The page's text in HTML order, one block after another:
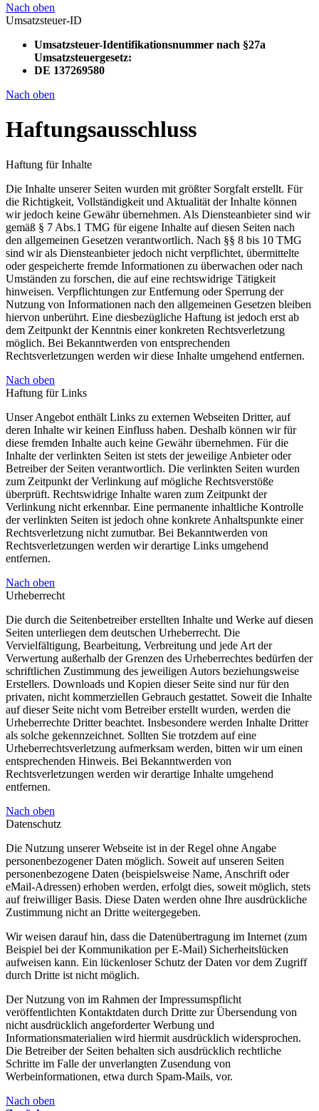
Nach oben
Umsatzsteuer-ID
Umsatzsteuer-Identifikationsnummer nach §27a
Umsatzsteuergesetz:
DE 137269580
Nach oben
Haftungsausschluss
Haftung für Inhalte
Die Inhalte unserer Seiten wurden mit größter Sorgfalt erstellt. Für
die Richtigkeit, Vollständigkeit und Aktualität der Inhalte können
wir jedoch keine Gewähr übernehmen. Als Diensteanbieter sind wir
gemäß § 7 Abs.1 TMG für eigene Inhalte auf diesen Seiten nach
den allgemeinen Gesetzen verantwortlich. Nach §§ 8 bis 10 TMG
sind wir als Diensteanbieter jedoch nicht verpflichtet, übermittelte
oder gespeicherte fremde Informationen zu überwachen oder nach
Umständen zu forschen, die auf eine rechtswidrige Tätigkeit
hinweisen. Verpflichtungen zur Entfernung oder Sperrung der
Nutzung von Informationen nach den allgemeinen Gesetzen bleiben
hiervon unberührt. Eine diesbezügliche Haftung ist jedoch erst ab
dem Zeitpunkt der Kenntnis einer konkreten Rechtsverletzung
möglich. Bei Bekanntwerden von entsprechenden
Rechtsverletzungen werden wir diese Inhalte umgehend entfernen.
Nach oben
Haftung für Links
Unser Angebot enthält Links zu externen Webseiten Dritter, auf
deren Inhalte wir keinen Einfluss haben. Deshalb können wir für
diese fremden Inhalte auch keine Gewähr übernehmen. Für die
Inhalte der verlinkten Seiten ist stets der jeweilige Anbieter oder
Betreiber der Seiten verantwortlich. Die verlinkten Seiten wurden
zum Zeitpunkt der Verlinkung auf mögliche Rechtsverstöße
überprüft. Rechtswidrige Inhalte waren zum Zeitpunkt der
Verlinkung nicht erkennbar. Eine permanente inhaltliche Kontrolle
der verlinkten Seiten ist jedoch ohne konkrete Anhaltspunkte einer
Rechtsverletzung nicht zumutbar. Bei Bekanntwerden von
Rechtsverletzungen werden wir derartige Links umgehend
entfernen.
Nach oben
Urheberrecht
Die durch die Seitenbetreiber erstellten Inhalte und Werke auf diesen
Seiten unterliegen dem deutschen Urheberrecht. Die
Vervielfältigung, Bearbeitung, Verbreitung und jede Art der
Verwertung außerhalb der Grenzen des Urheberrechtes bedürfen der
schriftlichen Zustimmung des jeweiligen Autors beziehungsweise
Erstellers. Downloads und Kopien dieser Seite sind nur für den
privaten, nicht kommerziellen Gebrauch gestattet. Soweit die Inhalte
auf dieser Seite nicht vom Betreiber erstellt wurden, werden die
Urheberrechte Dritter beachtet. Insbesondere werden Inhalte Dritter
als solche gekennzeichnet. Sollten Sie trotzdem auf eine
Urheberrechtsverletzung aufmerksam werden, bitten wir um einen
entsprechenden Hinweis. Bei Bekanntwerden von
Rechtsverletzungen werden wir derartige Inhalte umgehend
entfernen.
Nach oben
Datenschutz
Die Nutzung unserer Webseite ist in der Regel ohne Angabe
personenbezogener Daten möglich. Soweit auf unseren Seiten
personenbezogene Daten (beispielsweise Name, Anschrift oder
eMail-Adressen) erhoben werden, erfolgt dies, soweit möglich, stets
auf freiwilliger Basis. Diese Daten werden ohne Ihre ausdrückliche
Zustimmung nicht an Dritte weitergegeben.
Wir weisen darauf hin, dass die Datenübertragung im Internet (zum
Beispiel bei der Kommunikation per E-Mail) Sicherheitslücken
aufweisen kann. Ein lückenloser Schutz der Daten vor dem Zugriff
durch Dritte ist nicht möglich.
Der Nutzung von im Rahmen der Impressumspflicht
veröffentlichten Kontaktdaten durch Dritte zur Übersendung von
nicht ausdrücklich angeforderter Werbung und
Informationsmaterialien wird hiermit ausdrücklich widersprochen.
Die Betreiber der Seiten behalten sich ausdrücklich rechtliche
Schritte im Falle der unverlangten Zusendung von
Werbeinformationen, etwa durch Spam-Mails, vor.
Nach oben